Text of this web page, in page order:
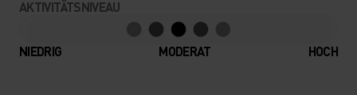
AKTIVITÄTSNIVEAU
NIEDRIG MODERAT HOCH